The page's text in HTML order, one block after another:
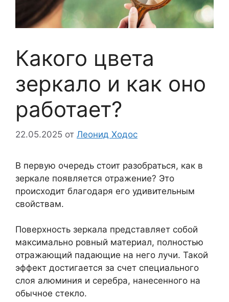
Какого цвета
зеркало и как оно
работает?
22.05.2025 от Леонид Ходос
В первую очередь стоит разобраться, как в
зеркале появляется отражение? Это
происходит благодаря его удивительным
свойствам.
Поверхность зеркала представляет собой
максимально ровный материал, полностью
отражающий падающие на него лучи. Такой
эффект достигается за счет специального
слоя алюминия и серебра, нанесенного на
обычное стекло.